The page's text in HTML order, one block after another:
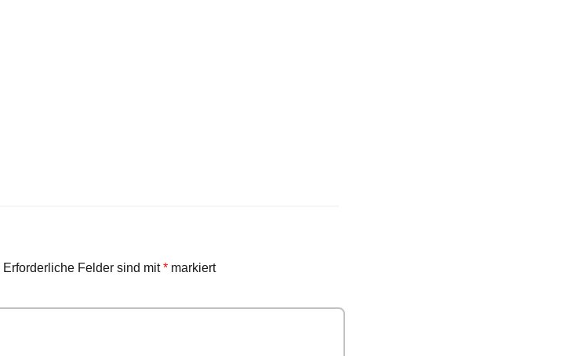
Erforderliche Felder sind mit* markiert